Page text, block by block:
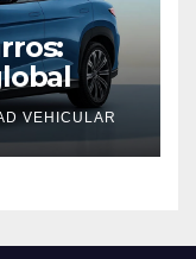
VEHICULAR